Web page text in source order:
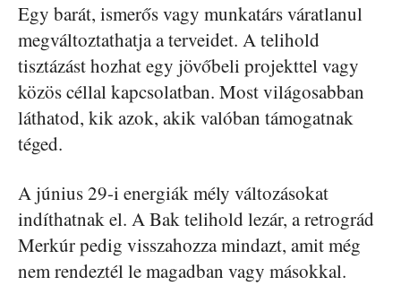
Egy barát, ismerős vagy munkatárs váratlanul
megváltoztathatja a terveidet. A telihold
tisztázást hozhat egy jövőbeli projekttel vagy
közös céllal kapcsolatban. Most világosabban
láthatod, kik azok, akik valóban támogatnak
téged.
A június 29-i energiák mély változásokat
indíthatnak el. A Bak telihold lezár, a retrográd
Merkúr pedig visszahozza mindazt, amit még
nem rendeztél le magadban vagy másokkal.